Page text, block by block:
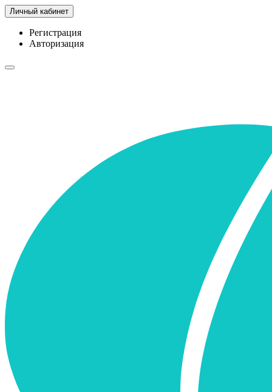
Личный кабинет
Регистрация
Авторизация